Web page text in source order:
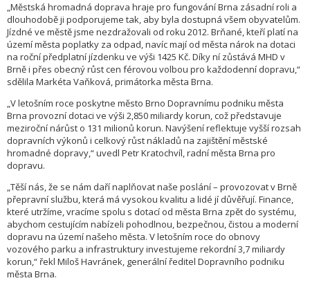
„Městská hromadná doprava hraje pro fungování Brna zásadní roli a
dlouhodobě ji podporujeme tak, aby byla dostupná všem obyvatelům.
Jízdné ve městě jsme nezdražovali od roku 2012. Brňané, kteří platí na
území města poplatky za odpad, navíc mají od města nárok na dotaci
na roční předplatní jízdenku ve výši 1425 Kč. Díky ní zůstává MHD v
Brně i přes obecný růst cen férovou volbou pro každodenní dopravu,“
sdělila Markéta Vaňková, primátorka města Brna.
„V letošním roce poskytne město Brno Dopravnímu podniku města
Brna provozní dotaci ve výši 2,850 miliardy korun, což představuje
meziroční nárůst o 131 milionů korun. Navýšení reflektuje vyšší rozsah
dopravních výkonů i celkový růst nákladů na zajištění městské
hromadné dopravy,“ uvedl Petr Kratochvíl, radní města Brna pro
dopravu.
„Těší nás, že se nám daří naplňovat naše poslání – provozovat v Brně
přepravní službu, která má vysokou kvalitu a lidé jí důvěřují. Finance,
které utržíme, vracíme spolu s dotací od města Brna zpět do systému,
abychom cestujícím nabízeli pohodlnou, bezpečnou, čistou a moderní
dopravu na území našeho města. V letošním roce do obnovy
vozového parku a infrastruktury investujeme rekordní 3,7 miliardy
korun,“ řekl Miloš Havránek, generální ředitel Dopravního podniku
města Brna.